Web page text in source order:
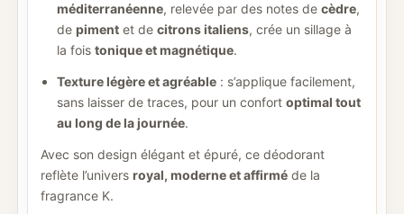
méditerranéenne, relevée par des notes de cèdre,
de piment et de citrons italiens, crée un sillage à
la fois tonique et magnétique.
Texture légère et agréable : s’applique facilement,
sans laisser de traces, pour un confort optimal tout
au long de la journée.
Avec son design élégant et épuré, ce déodorant
reflète l’univers royal, moderne et affirmé de la
fragrance K.